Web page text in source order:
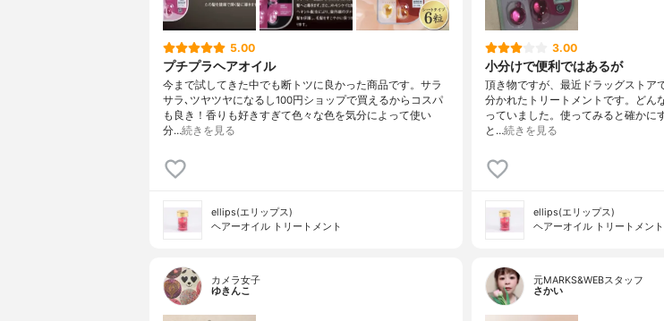
5.00
プチプラヘアオイル
今まで試してきた中でも断トツに良かった商品です。サラ
サラ､ツヤツヤになるし100円ショップで買えるからコスパ
も良き！香りも好きすぎて色々な色を気分によって使い
分…続きを見る
ellips(エリップス)
ヘアーオイル トリートメント
3.00
小分けで便利ではあるが
頂き物ですが、最近ドラッグストア
分かれたトリートメントです。どん
っていました。使ってみると確かに
と…続きを見る
ellips(エリップス)
ヘアーオイル トリートメント
カメラ女子
ゆきんこ
元MARKS&WEBスタッフ
さかい